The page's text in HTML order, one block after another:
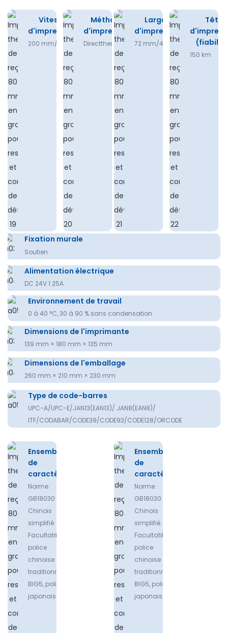
Vitesse
d'impression
200 mm/s
Méthode
d'impression
Directthermal
Largeur
d'impression
72 mm/48 mm
Tête
150 km
Fixation murale
Soutien
Alimentation électrique
DC 24V 1.25A
Environnement de travail
0 à 40 °C, 30 à 90 % sans condensation
Dimensions de l'imprimante
139 mm × 180 mm × 135 mm
Dimensions de l'emballage
260 mm × 210 mm × 230 mm
Type de code-barres
UPC-A/UPC-E/JAN13(EAN13)/ JAN8(EAN8)/
ITF/CODABAR/CODE39/CODE93/CODE128/ORCODE
Ensemble
de
caractères
Norme :
GB18030
Chinois
simplifié
Facultatif :
police
chinoise
traditionnelle
BlG5, police
japonaise
Ensemble
de
caractères
Norme :
GB18030
Chinois
simplifié
Facultatif :
police
chinoise
traditionnelle
BlG5, police
japonaise